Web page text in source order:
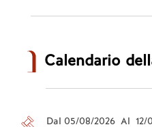
Calendario
Dal 05/08/2026 Al 12/